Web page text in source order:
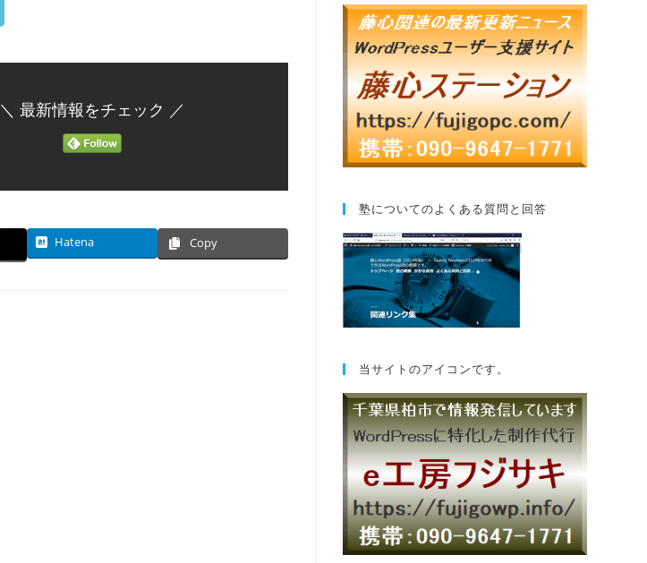
＼ 最新情報をチェック ／
Hatena Copy
塾についてのよくある質問と回答
当サイトのアイコンです。